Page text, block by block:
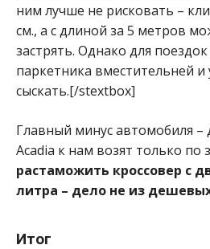
ним лучше не рисковать –
см., а с длиной за 5 метров
застрять. Однако для
паркетника вместительней и
сыскать.[/stextbox]
Главный минус автомобиля –
Acadia к нам возят только по
растаможить кроссовер с
литра – дело не из
Итог